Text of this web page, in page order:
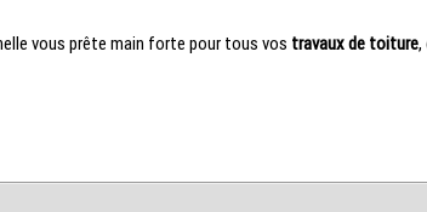
vous prête main forte pour tous vos travaux de toiture,